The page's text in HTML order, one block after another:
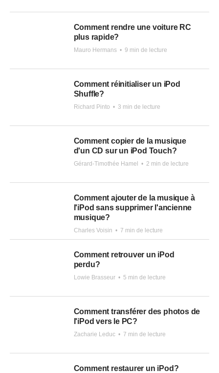
Comment rendre une voiture RC
plus rapide?
Mauro Hermans • 9 min de lecture
Comment réinitialiser un iPod
Shuffle?
Richard Pinto • 3 min de lecture
Comment copier de la musique
d'un CD sur un iPod Touch?
Gérard-Timothée Hamel • 2 min de lecture
Comment ajouter de la musique à
l'iPod sans supprimer l'ancienne
musique?
Charles Voisin • 7 min de lecture
Comment retrouver un iPod
perdu?
Lowie Brasseur • 5 min de lecture
Comment transférer des photos de
l'iPod vers le PC?
Zacharie Leduc • 7 min de lecture
Comment restaurer un iPod?